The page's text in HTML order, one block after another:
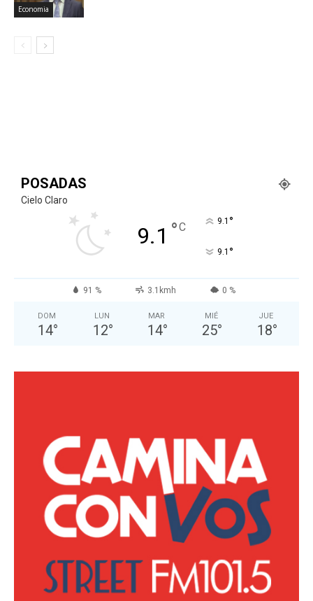
Economia
POSADAS
Cielo Claro
9.1 °C 9.1 °
9.1 °
91 % 3.1kmh 0 %
DOM
14°
LUN
12°
MAR
14°
MIÉ
25°
JUE
18°